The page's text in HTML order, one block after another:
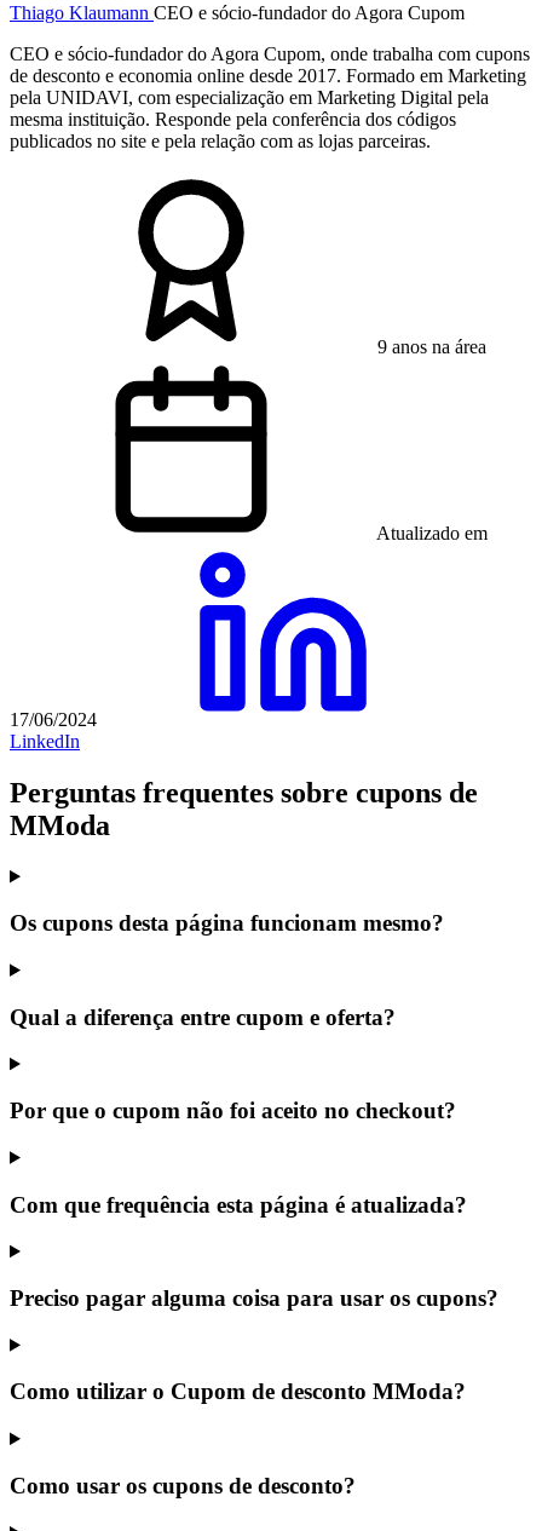
Thiago Klaumann CEO e sócio-fundador do Agora Cupom
CEO e sócio-fundador do Agora Cupom, onde trabalha com cupons
de desconto e economia online desde 2017. Formado em Marketing
pela UNIDAVI, com especialização em Marketing Digital pela
mesma instituição. Responde pela conferência dos códigos
publicados no site e pela relação com as lojas parceiras.
9 anos na área
Atualizado em
17/06/2024
LinkedIn
Perguntas frequentes sobre cupons de
MModa
Os cupons desta página funcionam mesmo?
Qual a diferença entre cupom e oferta?
Por que o cupom não foi aceito no checkout?
Com que frequência esta página é atualizada?
Preciso pagar alguma coisa para usar os cupons?
Como utilizar o Cupom de desconto MModa?
Como usar os cupons de desconto?